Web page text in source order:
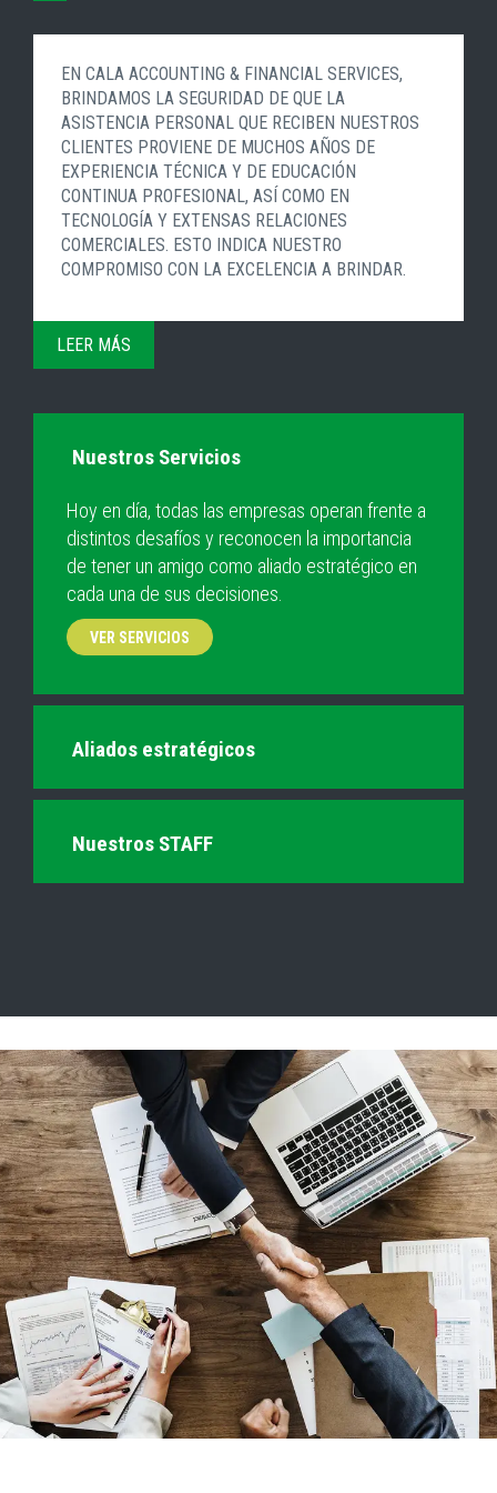
EN CALA ACCOUNTING & FINANCIAL SERVICES,
BRINDAMOS LA SEGURIDAD DE QUE LA
ASISTENCIA PERSONAL QUE RECIBEN NUESTROS
CLIENTES PROVIENE DE MUCHOS AÑOS DE
EXPERIENCIA TÉCNICA Y DE EDUCACIÓN
CONTINUA PROFESIONAL, ASÍ COMO EN
TECNOLOGÍA Y EXTENSAS RELACIONES
COMERCIALES. ESTO INDICA NUESTRO
COMPROMISO CON LA EXCELENCIA A BRINDAR.
LEER MÁS
Nuestros Servicios
Hoy en día, todas las empresas operan frente a
distintos desafíos y reconocen la importancia
de tener un amigo como aliado estratégico en
cada una de sus decisiones.
VER SERVICIOS
Aliados estratégicos
Nuestros STAFF